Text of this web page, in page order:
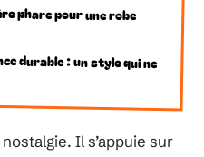
phare pour une robe
durable : un style qui ne
Il s’appuie sur